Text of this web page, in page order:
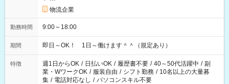
物流企業
勤務時間 9:00～18:00
期間 即日～OK！ 1日～働けます＾＾（規定あり）
特徴 週1日からOK / 日払いOK / 履歴書不要 / 40～50代活躍中 / 副
業・WワークOK / 服装自由 / シフト勤務 / 10名以上の大量募
集 / 電話対応なし / パソコンスキル不要